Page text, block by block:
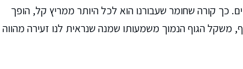
כך קורה שחומר שעבורנו הוא לכל היותר ממריץ קל, הופך
הגוף הנמוך משמעותו שמנה שנראית לנו זעירה מהווה